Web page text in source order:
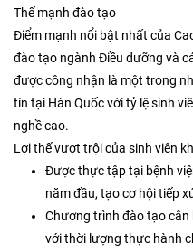
Thế mạnh đào tạo
Điểm mạnh nổi bật nhất của
đào tạo ngành Điều dưỡng và
được công nhận là một trong
tín tại Hàn Quốc với tỷ lệ sinh
nghề cao.
Lợi thế vượt trội của sinh viên
Được thực tập tại bệnh
năm đầu, tạo cơ hội tiếp
Chương trình đào tạo
với thời lượng thực hành